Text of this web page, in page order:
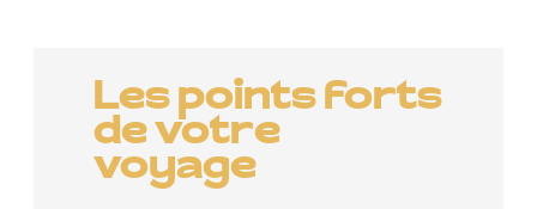
Les points forts
de votre
voyage